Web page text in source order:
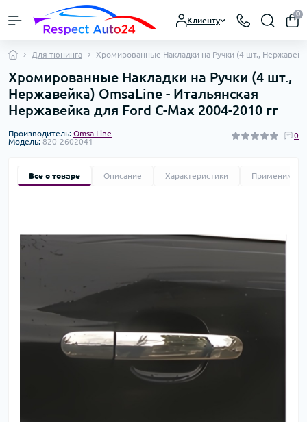
Клиенту
0
Для тюнинга Хромированные Накладки на Ручки (4 шт.,
Хромированные Накладки на Ручки (4 шт.,
Нержавейка) OmsaLine - Итальянская
Нержавейка для Ford C-Max 2004-2010 гг
Производитель: Omsa Line
Модель: 820-2602041
0
Все о товаре Описание Характеристики